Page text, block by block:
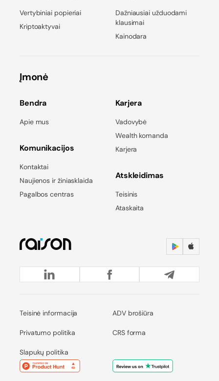
Vertybiniai popieriai
Kriptoaktyvai
Dažniausiai užduodami
klausimai
Kainodara
Įmonė
Bendra
Apie mus
Komunikacijos
Kontaktai
Naujienos ir žiniasklaida
Pagalbos centras
Karjera
Vadovybė
Wealth komanda
Karjera
Atskleidimas
Teisinis
Ataskaita
Teisinė informacija
Privatumo politika
Slapukų politika
ADV brošiūra
CRS forma